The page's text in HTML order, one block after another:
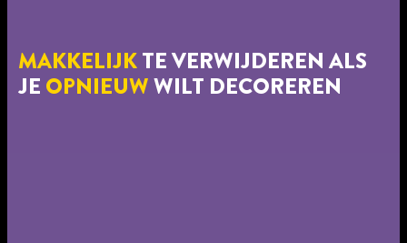
MAKKELIJKTE VERWIJDEREN ALS
JE OPNIEUWWILT DECOREREN